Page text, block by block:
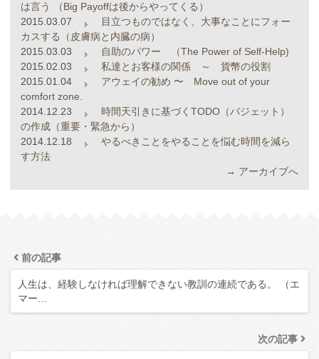
は言う （Big Payoffは後からやってくる）
2015.03.07
目立つものではなく、大事なことにフォー
カスする（皮膚病と内臓の病）
2015.03.03
自助のパワー （The Power of Self-Help)
2015.02.03
私達とお客様の関係 ～ 貨幣の役割
2015.01.04
アウェイの勧め 〜 Move out of your
comfort zone.
2014.12.23
時間天引きに基づくTODO（バジェット）
の作成（重要・緊急から）
2014.12.18
やるべきことをやることを悩む時間を減ら
す方法
→ アーカイブへ
前の記事
人生は、経験しなければ理解できない教訓の連続である。 （エ
マー…
次の記事